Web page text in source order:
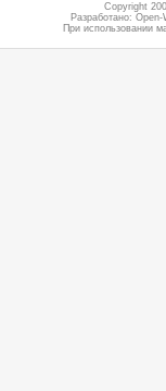
Copyright
Разработано:
При использовании